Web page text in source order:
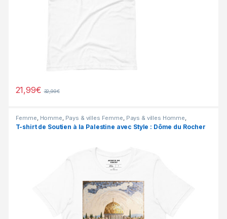
21,99€ 32,99€
Femme Homme Pays & villes Femme Pays & villes Homme
PROMOS, T-shirt Design
T-shirt de Soutien à la Palestine avec Style : Dôme du Rocher